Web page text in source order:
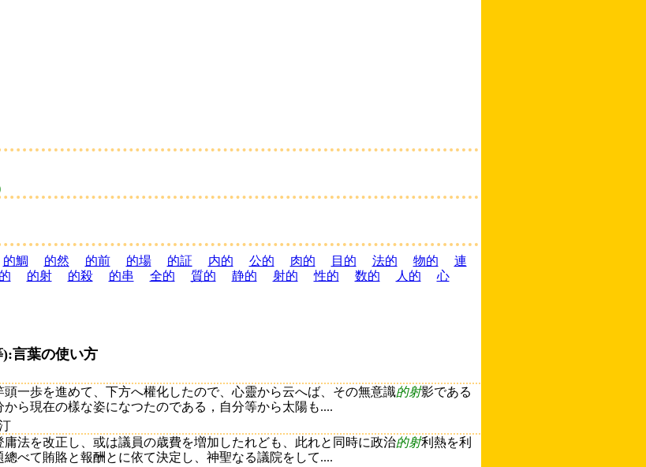
的鯛 的然 的前 的場 的証 内的 公的 肉的 目的 法的 物的
連
的射 的殺 的串 全的 質的 静的 射的 性的 数的 人的
心
言葉の使い方
一歩を進めて、下方へ權化したので、心靈から云へば、その無意識的射影である
ら現在の樣な姿になつたのである，自分等から太陽も....
法を改正し、或は議員の歳費を増加したれども、此れと同時に政治的射利熱を利
べて賄賂と報酬とに依て決定し、神聖なる議院をして....